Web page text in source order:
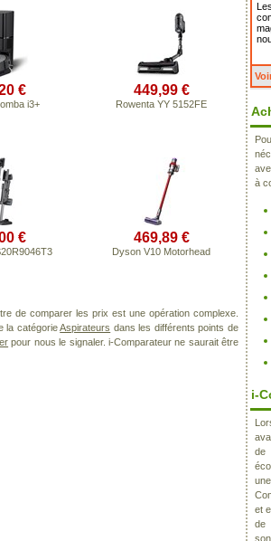
€
i3+
449,99 €
Rowenta YY 5152FE
€ 469,89 €
Dyson V10 Motorhead
de comparer les prix est une opération complexe.
la catégorieAspirateurs dans les différents points de
pour nous le signaler. i-Comparateur ne saurait être
à
i-
de
et
de